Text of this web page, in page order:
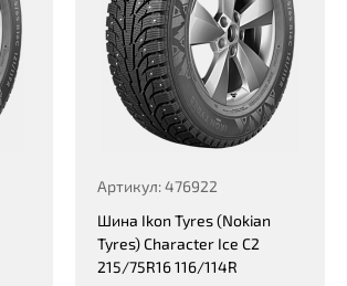
Артикул: 476922
Шина Ikon Tyres (Nokian
Tyres) Character Ice C2
215/75R16 116/114R